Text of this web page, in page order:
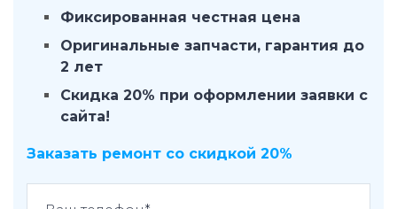
Фиксированная честная цена
Оригинальные запчасти, гарантия до
2 лет
Скидка 20% при оформлении заявки с
сайта!
Заказать ремонт со скидкой 20%